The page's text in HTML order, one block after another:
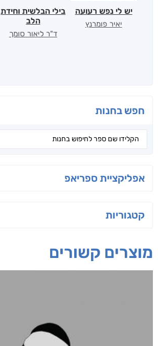
חפש בחנות
אפליקציית ספריאפ
קטגוריות
יש לי נפש רעועה
יאיר פומרנץ
בילי הבלשית וחידת
הלב
ד"ר ליאור סומך
מוצרים קשורים